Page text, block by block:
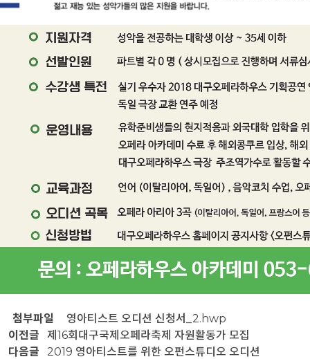
첨부파일
영아티스트 오디션 신청서_2.hwp
이전글
제16회대구국제오페라축제 자원활동가 모집
다음글
2019 영아티스트를 위한 오펀스튜디오 오디션